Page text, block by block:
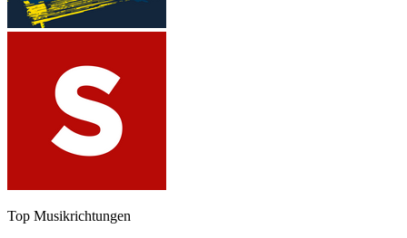
Top Musikrichtungen